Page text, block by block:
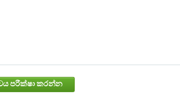
වෙන්කරවා ගැනීමේ තත්වය පරීක්ෂා කරන්න